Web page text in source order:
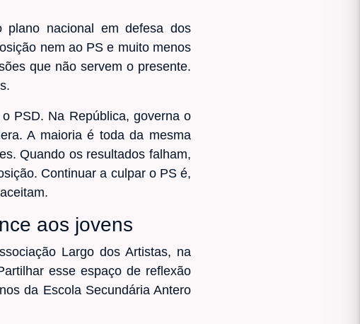
plano nacional em defesa dos
nem ao PS e muito menos
que não servem o presente.
PSD. Na República, governa o
A maioria é toda da mesma
Quando os resultados falham,
Continuar a culpar o PS é,
aos jovens
Largo dos Artistas, na
esse espaço de reflexão
da Escola Secundária Antero